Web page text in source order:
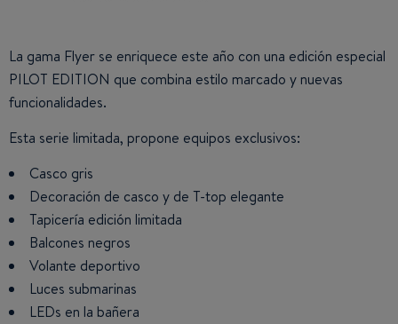
La gama Flyer se enriquece este año con una edición especial
PILOT EDITION que combina estilo marcado y nuevas
funcionalidades.
Esta serie limitada, propone equipos exclusivos:
Casco gris
Decoración de casco y de T-top elegante
Tapicería edición limitada
Balcones negros
Volante deportivo
Luces submarinas
LEDs en la bañera